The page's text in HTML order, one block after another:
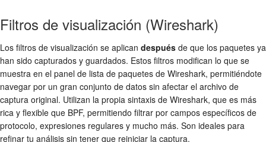
Filtros de visualización (Wireshark)
Los filtros de visualización se aplican después de que los paquetes ya
han sido capturados y guardados. Estos filtros modifican lo que se
muestra en el panel de lista de paquetes de Wireshark, permitiéndote
navegar por un gran conjunto de datos sin afectar el archivo de
captura original. Utilizan la propia sintaxis de Wireshark, que es más
rica y flexible que BPF, permitiendo filtrar por campos específicos de
protocolo, expresiones regulares y mucho más. Son ideales para
refinar tu análisis sin tener que reiniciar la captura.